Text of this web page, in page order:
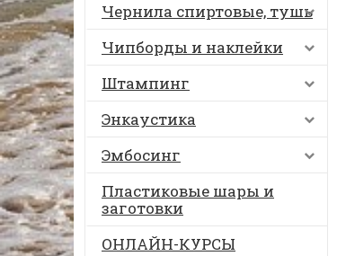
Чернила спиртовые, тушь
Чипборды и наклейки
Штампинг
Энкаустика
Эмбосинг
Пластиковые шары и
заготовки
ОНЛАЙН-КУРСЫ